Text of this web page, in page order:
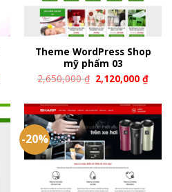
Theme WordPress Shop
mỹ phẩm 03
2,650,000₫ 2,120,000₫
-20%